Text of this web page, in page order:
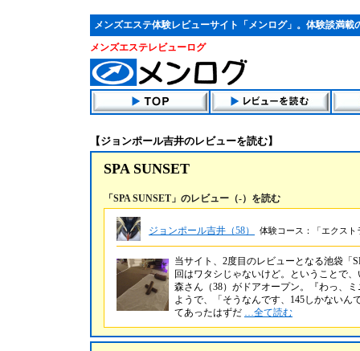
メンズエステ体験レビューサイト「メンログ」。体験談満載
メンズエステレビューログ
【ジョンポール吉井のレビューを読む】
SPA SUNSET
「SPA SUNSET」のレビュー（-）を読む
ジョンポール吉井（58） 体験コース：「エクスト
当サイト、2度目のレビューとなる池袋「
回はワタシじゃないけど。ということで
森さん（38）がドアオープン。『わっ、
ようで、「そうなんです、145しかない
てあったはずだ …全て読む